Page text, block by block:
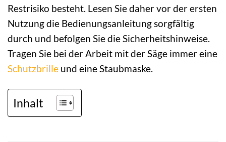
Restrisiko besteht. Lesen Sie daher vor der ersten
Nutzung die Bedienungsanleitung sorgfältig
durch und befolgen Sie die Sicherheitshinweise.
Tragen Sie bei der Arbeit mit der Säge immer eine
Schutzbrille und eine Staubmaske.
Inhalt